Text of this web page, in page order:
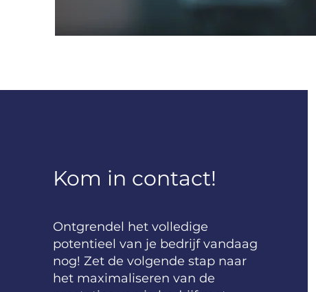
Kom in contact!
​Ontgrendel het volledige
potentieel van je bedrijf vandaag
nog! Zet de volgende stap naar
het maximaliseren van de